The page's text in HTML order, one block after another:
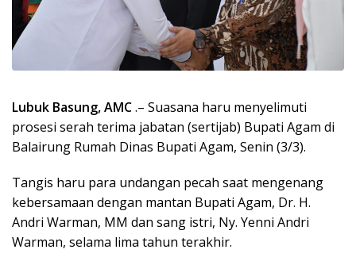
Lubuk Basung, AMC.– Suasana haru menyelimuti
prosesi serah terima jabatan (sertijab) Bupati Agam di
Balairung Rumah Dinas Bupati Agam, Senin (3/3).
Tangis haru para undangan pecah saat mengenang
kebersamaan dengan mantan Bupati Agam, Dr. H.
Andri Warman, MM dan sang istri, Ny. Yenni Andri
Warman, selama lima tahun terakhir.